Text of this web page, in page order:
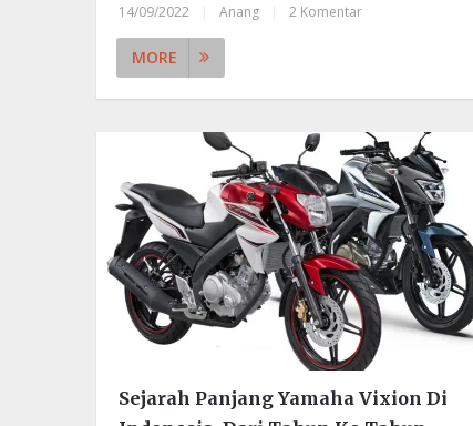
14/09/2022 Anang 2 Komentar
MORE
Sejarah Panjang Yamaha Vixion Di